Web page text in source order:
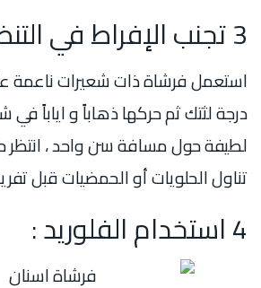
3 تجنب الإفراط في التنظيف :
درجة لثتك ثم حركها ذهاباً و اياباً
لطيفة حول مسافة سن واحد ،
تناول الحلويات أو الحمضيات قبل
4 استخدام الفلوريد :